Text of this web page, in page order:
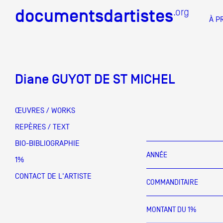
documentsdartistes.org
À
documentsdartistes.org
Équipe
Partenaires
Crédits
Actions
Documentation
Diane GUYOT DE ST MICHEL
ŒUVRES / WORKS
REPÈRES / TEXT
BIO-BIBLIOGRAPHIE
1%
CONTACT DE L'ARTISTE
ANNÉE
COMMANDITAIRE
MONTANT DU 1%